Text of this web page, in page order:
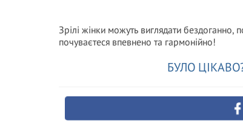
Зрілі жінки можуть виглядати
почуваєтеся впевнено та гармонійно!
БУЛО